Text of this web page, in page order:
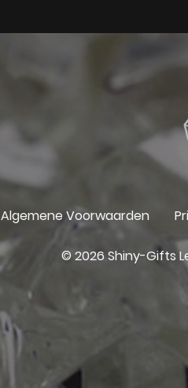
Algemene Voorwaarden
© 2026 Shiny-Gifts